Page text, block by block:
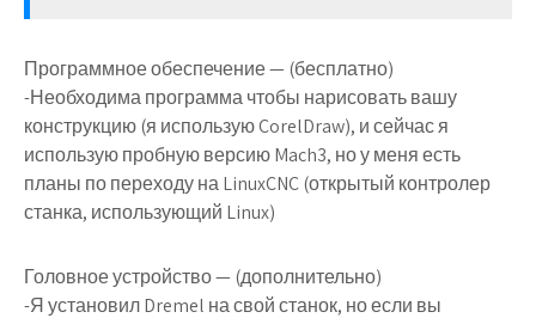
Программное обеспечение — (бесплатно)
-Необходима программа чтобы нарисовать вашу
конструкцию (я использую CorelDraw), и сейчас я
использую пробную версию Mach3, но у меня есть
планы по переходу на LinuxCNC (открытый контролер
станка, использующий Linux)
Головное устройство — (дополнительно)
-Я установил Dremel на свой станок, но если вы